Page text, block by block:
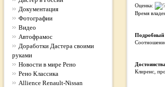
Документация
Фотографии
Видео
Автофрамос
Доработки Дастера своими
руками
Новости в мире Рено
Рено Классика
Allience Renault-Nissan
Оценка:
Время
Подробный
Клиренс,